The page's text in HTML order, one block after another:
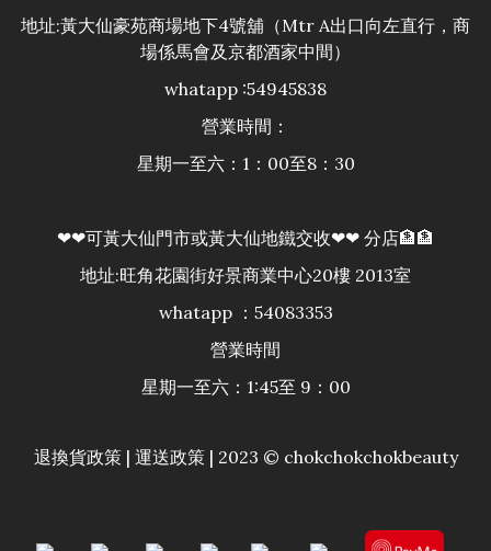
地址:黃大仙豪苑商場地下4號舖（Mtr A出口向左直行，商
場係馬會及京都酒家中間）
whatapp :54945838
營業時間：
星期一至六：1：00至8：30
❤❤可黃大仙門市或黃大仙地鐵交收❤❤ 分店🏦🏦
地址:旺角花園街好景商業中心20樓 2013室
whatapp ：54083353
營業時間
星期一至六：1:45至 9：00
退換貨政策| 運送政策| 2023 © chokchokchokbeauty